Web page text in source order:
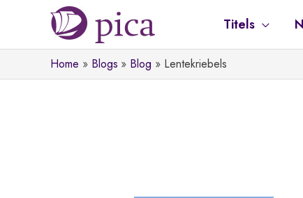
de
Titels
Home Blogs Blog Lentekriebels